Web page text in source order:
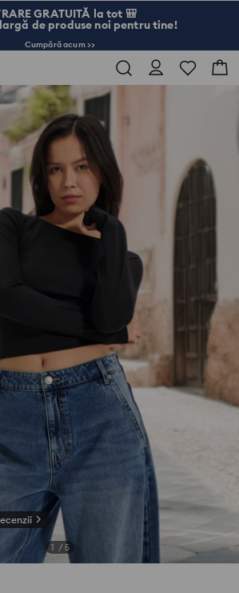
GRATUITĂ la tot 🎒
de produse noi pentru tine!
Cumpără acum >>
1 / 5